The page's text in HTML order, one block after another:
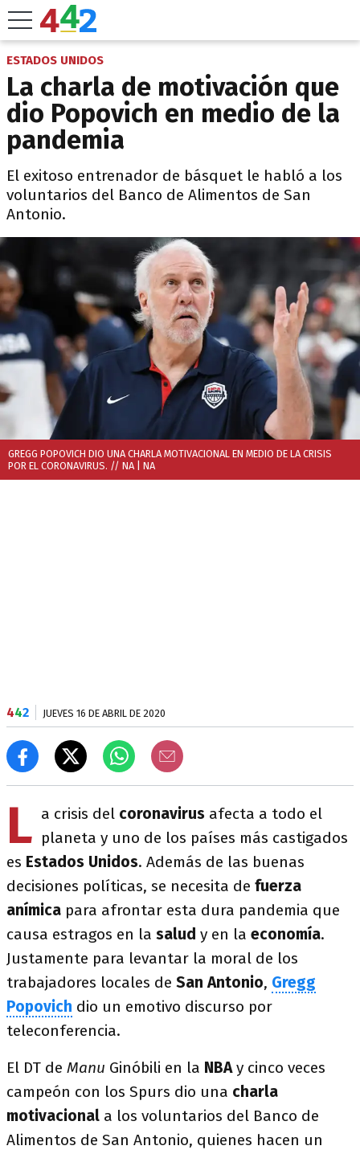
ESTADOS UNIDOS
La charla de motivación que
dio Popovich en medio de la
pandemia
El exitoso entrenador de básquet le habló a los
voluntarios del Banco de Alimentos de San
Antonio.
GREGG POPOVICH DIO UNA CHARLA MOTIVACIONAL EN MEDIO DE LA CRISIS
POR EL CORONAVIRUS. // NA | NA
442 JUEVES 16 DE ABRIL DE 2020
L a crisis del coronavirus afecta a todo el
planeta y uno de los países más castigados
es Estados Unidos. Además de las buenas
decisiones políticas, se necesita de fuerza
anímica para afrontar esta dura pandemia que
causa estragos en la salud y en la economía.
Justamente para levantar la moral de los
trabajadores locales de San Antonio, Gregg
Popovich dio un emotivo discurso por
teleconferencia.
El DT de Manu Ginóbili en la NBAy cinco veces
campeón con los Spurs dio una charla
motivacional a los voluntarios del Banco de
Alimentos de San Antonio, quienes hacen un